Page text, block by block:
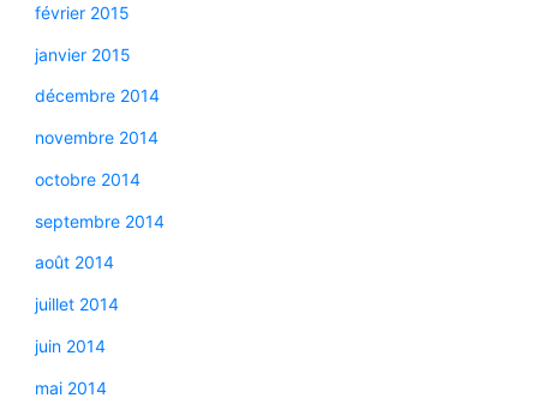
février 2015
janvier 2015
décembre 2014
novembre 2014
octobre 2014
septembre 2014
août 2014
juillet 2014
juin 2014
mai 2014